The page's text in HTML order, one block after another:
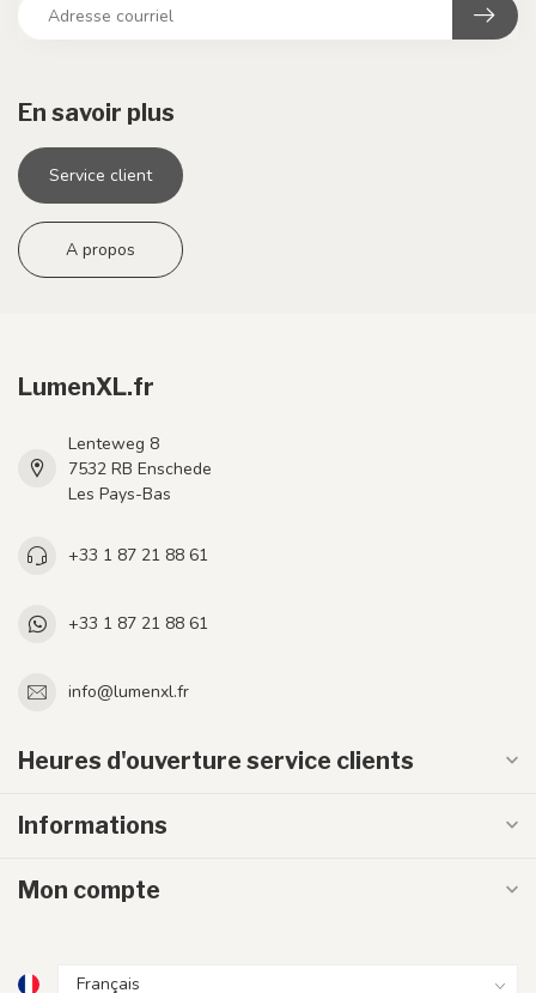
En savoir plus
Service client
A propos
LumenXL.fr
Lenteweg 8
7532 RB Enschede
Les Pays-Bas
+33 1 87 21 88 61
+33 1 87 21 88 61
info@lumenxl.fr
Heures d'ouverture service clients
Informations
Mon compte